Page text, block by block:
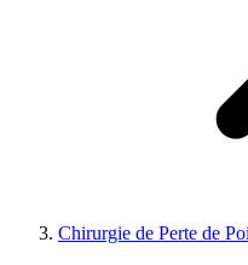
Chirurgie de Perte de